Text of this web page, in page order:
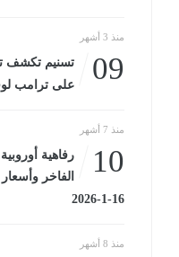
منذ 3 أشهر
09
تسنيم تكشف
على ترامب
منذ 7 أشهر
10
رفاهية
الفاخر
16-1-2026
منذ 8 أشهر